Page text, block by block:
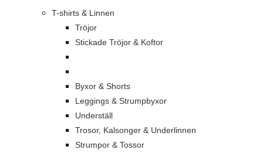
T-shirts & Linnen
Tröjor
Stickade Tröjor & Koftor
Byxor & Shorts
Leggings & Strumpbyxor
Underställ
Trosor, Kalsonger & Underlinnen
Strumpor & Tossor